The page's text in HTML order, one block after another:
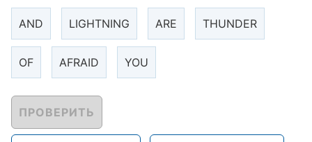
AND LIGHTNING ARE THUNDER
OF AFRAID YOU
ПРОВЕРИТЬ